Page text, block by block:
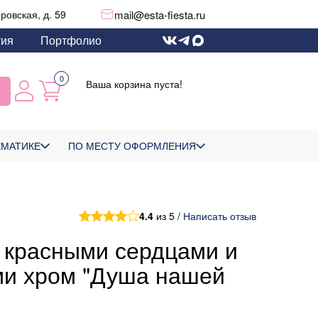
д. 59 mail@esta-fiesta.ru
Портфолио
0 Ваша корзина пуста!
ПО МЕСТУ ОФОРМЛЕНИЯ
4.4 из 5 / Написать отзыв
сердцами и
хром "Душа нашей